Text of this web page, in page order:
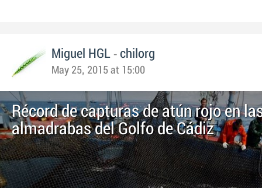
Miguel HGL - chilorg
May 25, 2015 at 15:00
Récord de capturas de atún rojo en
almadrabas del Golfo de Cádiz